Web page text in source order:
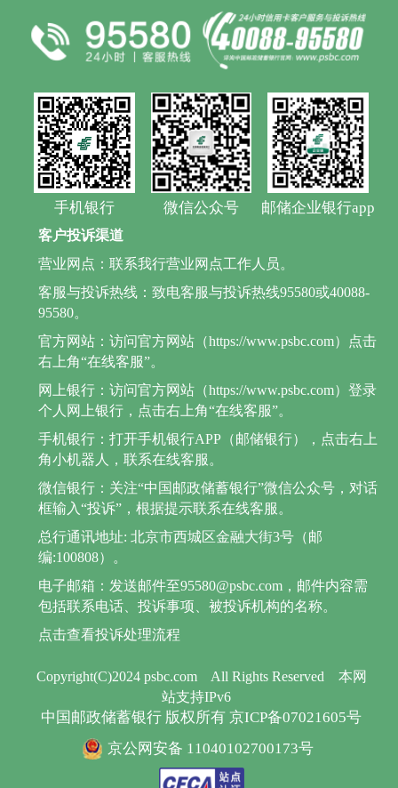
手机银行 微信公众号 邮储企业银行app
Copyright(C)2024 psbc.com All Rights Reserved
本网
站支持IPv6
中国邮政储蓄银行 版权所有 京ICP备07021605号
京公网安备 11040102700173号
客户投诉渠道
营业网点：联系我行营业网点工作人员。
客服与投诉热线：致电客服与投诉热线95580或40088-
95580。
官方网站：访问官方网站（https://www.psbc.com）点击
右上角“在线客服”。
网上银行：访问官方网站（https://www.psbc.com）登录
个人网上银行，点击右上角“在线客服”。
手机银行：打开手机银行APP（邮储银行），点击右上
角小机器人，联系在线客服。
微信银行：关注“中国邮政储蓄银行”微信公众号，对话
框输入“投诉”，根据提示联系在线客服。
总行通讯地址: 北京市西城区金融大街3号（邮
编:100808）。
电子邮箱：发送邮件至95580@psbc.com，邮件内容需
包括联系电话、投诉事项、被投诉机构的名称。
点击查看投诉处理流程